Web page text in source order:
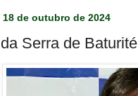
de outubro de 2024
Serra de Baturité